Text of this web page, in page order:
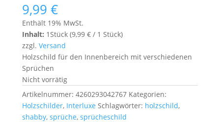
9,99 €
Enthält 19% MwSt.
Inhalt: 1Stück (9,99 €/ 1 Stück)
zzgl. Versand
Holzschild für den Innenbereich mit verschiedenen
Sprüchen
Nicht vorrätig
Artikelnummer: 4260293042767 Kategorien:
Holzschilder, Interluxe Schlagwörter: holzschild,
shabby, sprüche, sprücheschild